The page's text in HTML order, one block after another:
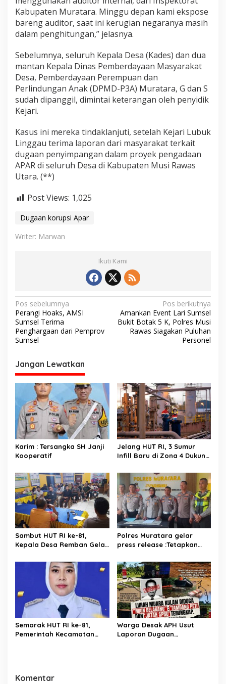
Kabupaten Muratara. Minggu depan kami ekspose
bareng auditor, saat ini kerugian negaranya masih
dalam penghitungan,” jelasnya.
Sebelumnya, seluruh Kepala Desa (Kades) dan dua
mantan Kepala Dinas Pemberdayaan Masyarakat
Desa, Pemberdayaan Perempuan dan
Perlindungan Anak (DPMD-P3A) Muratara, G dan S
sudah dipanggil, dimintai keterangan oleh penyidik
Kejari.
Kasus ini mereka tindaklanjuti, setelah Kejari Lubuk
Linggau terima laporan dari masyarakat terkait
dugaan penyimpangan dalam proyek pengadaan
APAR di seluruh Desa di Kabupaten Musi Rawas
Utara. (**)
Post Views: 1,025
Dugaan korupsi Apar
Writer: Marwan
Ikuti Kami
N
a
v
i
g
a
i
p
o
s
Pos sebelumnya
Perangi Hoaks, AMSI
Sumsel Terima
Penghargaan dari Pemprov
Sumsel
Pos berikutnya
Amankan Event Lari Sumsel
Bukit Botak 5 K, Polres Musi
Rawas Siagakan Puluhan
Personel
Jangan Lewatkan
Karim : Tersangka SH Janji
Kooperatif
Jelang HUT RI, 3 Sumur
Infill Baru di Zona 4 Dukung
Sambut HUT RI ke-81,
Kepala Desa Remban Gelar
Panitia
Polres Muratara gelar
press release :Tetapkan
Tersangka Kecelakaan
Maut antara Bus ALS dan
Tangki BBM Tewaskan 19
Orang
Semarak HUT RI ke-81,
Pemerintah Kecamatan
Warga Desak APH Usut
Laporan Dugaan
Komentar